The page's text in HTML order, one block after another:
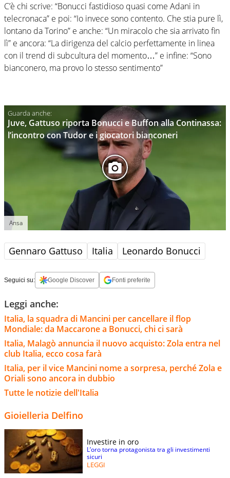
C’è chi scrive: “Bonucci fastidioso quasi come Adani in
telecronaca” e poi: “Io invece sono contento. Che stia pure lì,
lontano da Torino” e anche: “Un miracolo che sia arrivato fin
lì” e ancora: “La dirigenza del calcio perfettamente in linea
con il trend di subcultura del momento…” e infine: “Sono
bianconero, ma provo lo stesso sentimento”
Juve, Gattuso riporta Bonucci e Buffon alla Continassa:
l’incontro con Tudor e i giocatori bianconeri
Ansa
Gennaro Gattuso Italia Leonardo Bonucci
Seguici su: Google Discover Fonti preferite
Leggi anche:
Italia, la squadra di Mancini per cancellare il flop
Mondiale: da Maccarone a Bonucci, chi ci sarà
Italia, Malagò annuncia il nuovo acquisto: Zola entra nel
club Italia, ecco cosa farà
Italia, per il vice Mancini nome a sorpresa, perché Zola e
Oriali sono ancora in dubbio
Tutte le notizie dell'Italia
Gioielleria Delfino
Investire in oro
L’oro torna protagonista tra gli investimenti
sicuri
LEGGI